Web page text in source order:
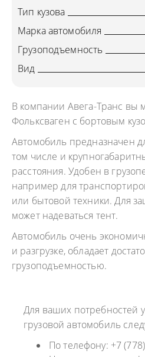
Тип кузова
Марка автомобиля
Грузоподъемность
Вид
В компании Авега-Транс вы
Фольксваген с бортовым
Автомобиль предназначен
том числе и
расстояния. Удобен в
например для
или бытовой техники. Для
может надеваться тент.
Автомобиль очень
и разгрузке, обладает
грузоподъемностью.
Для ваших потребностей
грузовой автомобиль
По телефону: +7